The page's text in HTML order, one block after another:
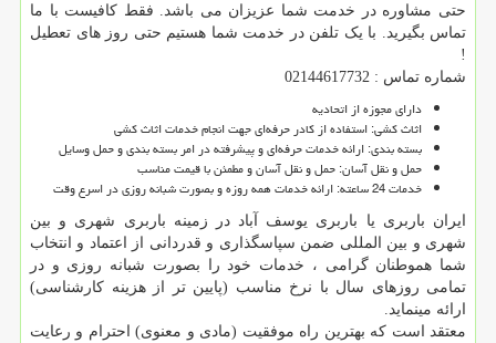
حتی مشاوره در خدمت شما عزیزان می باشد. فقط کافیست با ما
تماس بگیرید. با یک تلفن در خدمت شما هستیم حتی روز های تعطیل
!
شماره تماس : 02144617732
دارای مجوزه از اتحادیه
اثاث کشی: استفاده از کادر حرفه‌ای جهت انجام خدمات اثاث کشی
بسته بندی: ارائه‌ خدمات حرفه‌ای و پیشرفته در امر بسته ‌بندی و حمل وسایل
حمل و نقل آسان: حمل و نقل آسان و مطمئن با قیمت مناسب
خدمات 24 ساعته: ارائه‌ خدمات همه روزه و بصورت شبانه‌ روزی در اسرع وقت
ایران باربری یا باربری یوسف آباد در زمینه باربری شهری و بین
شهری و بین المللی ضمن سپاسگذاری و قدردانی از اعتماد و انتخاب
شما هموطنان گرامی ، خدمات خود را بصورت شبانه روزی و در
تمامی روزهای سال با نرخ مناسب (پایین تر از هزینه کارشناسی)
ارائه مینماید.
معتقد است که بهترین راه موفقیت (مادی و معنوی) احترام و رعایت